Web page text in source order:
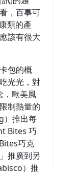
，百事可
類的產
該有很大
包的概
光光，對
，歐美風
制熱量的
）推出每
Bites 巧
巧克
推廣到另
）推